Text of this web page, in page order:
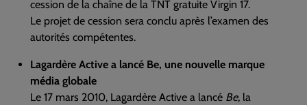
cession de la chaîne de la TNT gratuite Virgin 17.
Le projet de cession sera conclu après l’examen des
autorités compétentes.
Lagardère Active a lancé Be, une nouvelle marque
média globale
Le 17 mars 2010, Lagardère Active a lancé Be, la